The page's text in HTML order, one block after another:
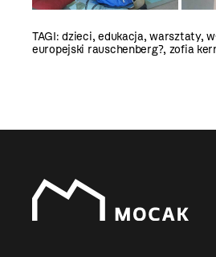
TAGI:dzieci,edukacja,warsztaty,
europejski rauschenberg?, zofia